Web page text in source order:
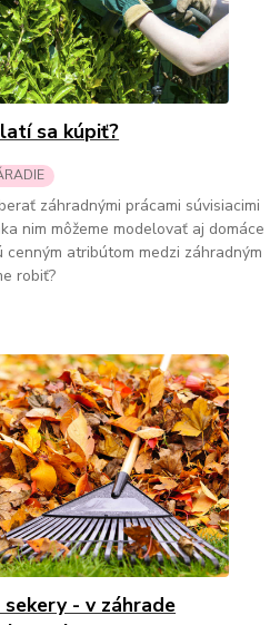
sa kúpiť?
záhradnými prácami súvisiacimi
nim môžeme modelovať aj domáce
atribútom medzi záhradným
robiť?
- v záhrade